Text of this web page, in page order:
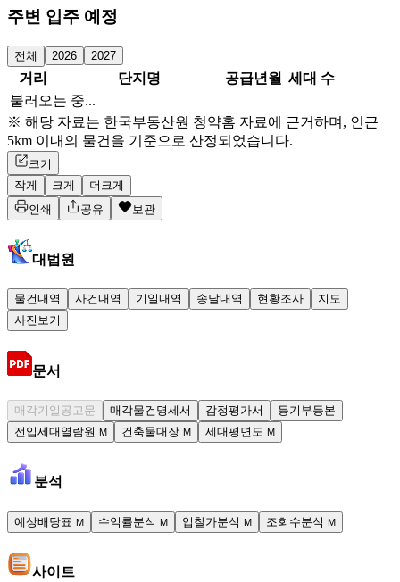
주변 입주 예정
전체 2026 2027
거리 단지명 공급년월 세대 수
불러오는 중...
※ 해당 자료는 한국부동산원 청약홈 자료에 근거하며, 인근
5km 이내의 물건을 기준으로 산정되었습니다.
크기
작게
크게
더크게
인쇄
공유 보관
대법원
물건내역 사건내역 기일내역 송달내역 현황조사
지도
사진보기
문서
매각기일공고문 매각물건명세서 감정평가서
등기부등본
전입세대열람원 M 건축물대장 M 세대평면도 M
분석
예상배당표 M 수익률분석 M 입찰가분석 M 조회수분석 M
사이트